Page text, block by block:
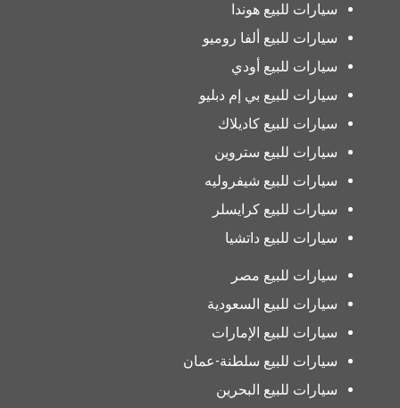
سيارات للبيع هوندا
سيارات للبيع ألفا روميو
سيارات للبيع أودي
سيارات للبيع بي إم دبليو
سيارات للبيع كاديلاك
سيارات للبيع ستروين
سيارات للبيع شيفروليه
سيارات للبيع كرايسلر
سيارات للبيع داتشيا
سيارات للبيع مصر
سيارات للبيع السعودية
سيارات للبيع الإمارات
سيارات للبيع سلطنة-عمان
سيارات للبيع البحرين